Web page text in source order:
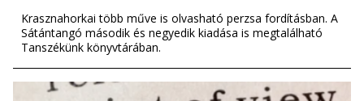
Krasznahorkai több műve is olvasható perzsa fordításban. A
Sátántangó második és negyedik kiadása is megtalálható
Tanszékünk könyvtárában.